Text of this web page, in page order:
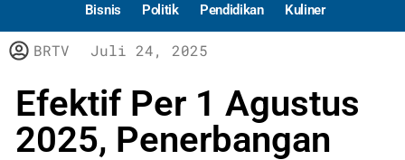
Bisnis
Politik Pendidikan Kuliner
BRTV Juli 24, 2025
Efektif Per 1 Agustus
2025, Penerbangan